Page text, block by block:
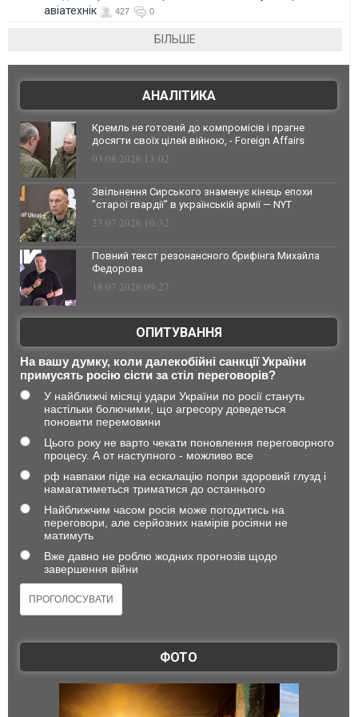
авіатехнік
427 0
БІЛЬШЕ
АНАЛІТИКА
Кремль не готовий до компромісів і прагне
досягти своїх цілей війною, - Foreign Affairs
03.08.2026 13:02
Звільнення Сирського знаменує кінець епохи
"старої гвардії" в українській армії — NYT
23.07.2026 10:32
Повний текст резонансного брифінга Михайла
Федорова
18.07.2026 09:27
ОПИТУВАННЯ
На вашу думку, коли далекобійні санкції України
примусять росію сісти за стіл переговорів?
У найближчі місяці удари України по росії стануть
настільки болючими, що агресору доведеться
поновити перемовини
Цього року не варто чекати поновлення переговорного
процесу. А от наступного - можливо все
рф навпаки піде на ескалацію попри здоровий глузд і
намагатиметься триматися до останнього
Найближчим часом росія може погодитись на
переговори, але серйозних намірів росіяни не
матимуть
Вже давно не роблю жодних прогнозів щодо
завершення війни
ФОТО